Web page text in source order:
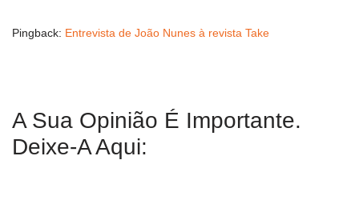
Pingback: Entrevista de João Nunes à revista Take
A Sua Opinião É Importante.
Deixe-A Aqui: